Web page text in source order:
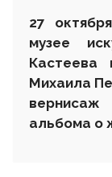
27
музее
Кастеева
Михаила
вернисаж
альбома о